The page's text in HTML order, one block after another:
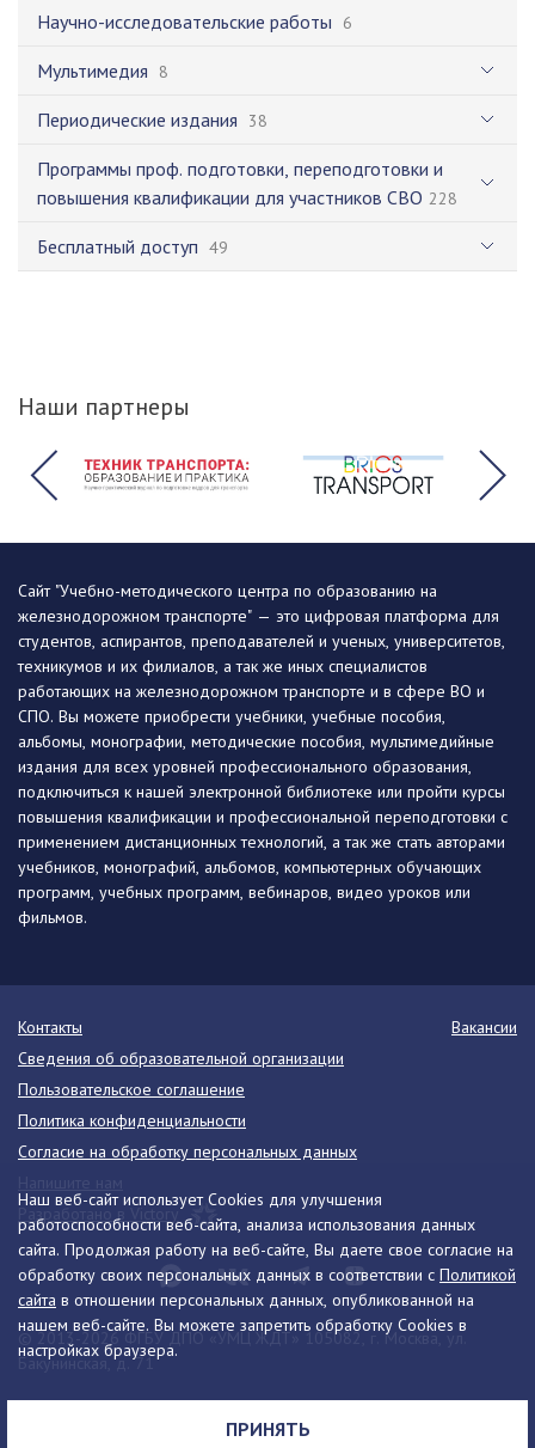
Научно-исследовательские работы 6
Мультимедия 8
Периодические издания 38
Программы проф. подготовки, переподготовки и
повышения квалификации для участников СВО 228
Бесплатный доступ 49
Наши партнеры
Наш веб-сайт использует Cookies для улучшения
работоспособности веб-сайта, анализа использования данных
сайта. Продолжая работу на веб-сайте, Вы даете свое согласие на
обработку своих персональных данных в соответствии с Политикой
сайта в отношении персональных данных, опубликованной на
нашем веб-сайте. Вы можете запретить обработку Cookies в
настройках браузера.
ПРИНЯТЬ
Сайт "Учебно-методического центра по образованию на
железнодорожном транспорте" — это цифровая платформа для
студентов, аспирантов, преподавателей и ученых, университетов,
техникумов и их филиалов, а так же иных специалистов
работающих на железнодорожном транспорте и в сфере ВО и
СПО. Вы можете приобрести учебники, учебные пособия,
альбомы, монографии, методические пособия, мультимедийные
издания для всех уровней профессионального образования,
подключиться к нашей электронной библиотеке или пройти курсы
повышения квалификации и профессиональной переподготовки с
применением дистанционных технологий, а так же стать авторами
учебников, монографий, альбомов, компьютерных обучающих
программ, учебных программ, вебинаров, видео уроков или
фильмов.
© 2013-2026 ФГБУ ДПО «УМЦ ЖДТ» 105082, г. Москва, ул.
Бакунинская, д. 71
Телефон:8 (495) 739-00-30 info@umczdt.ru
схема проезда
Контакты
Вакансии
Сведения об образовательной организации
Пользовательское соглашение
Политика конфиденциальности
Согласие на обработку персональных данных
Разработано в Victory